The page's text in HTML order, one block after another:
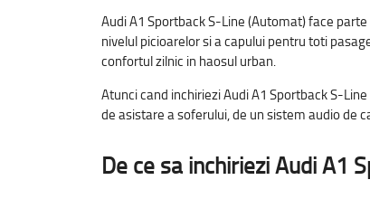
Audi A1 Sportback S-Line (Automat) face
nivelul picioarelor si a capului pentru toti
confortul zilnic in haosul urban.
Atunci cand inchiriezi Audi A1 Sportback S-
de asistare a soferului, de un sistem audio de
De ce sa inchiriezi Audi A1